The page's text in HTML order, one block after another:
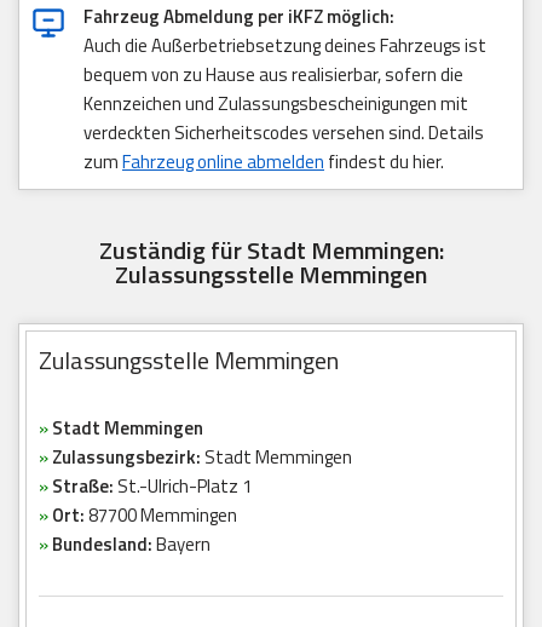
Fahrzeug Abmeldung per iKFZ möglich:
Auch die Außerbetriebsetzung deines Fahrzeugs ist
bequem von zu Hause aus realisierbar, sofern die
Kennzeichen und Zulassungsbescheinigungen mit
verdeckten Sicherheitscodes versehen sind. Details
zumFahrzeug online abmelden findest du hier.
Zuständig für Stadt Memmingen:
Zulassungsstelle Memmingen
Zulassungsstelle Memmingen
»Stadt Memmingen
»Zulassungsbezirk: Stadt Memmingen
»Straße: St.-Ulrich-Platz 1
»Ort:87700 Memmingen
»Bundesland:Bayern